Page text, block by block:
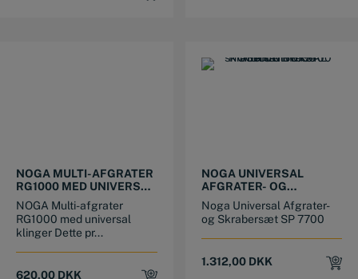
NOGA MULTI-AFGRATER
RG1000 MED UNIVERSAL
KLINGER
NOGA Multi-afgrater
RG1000 med universal
klinger Dette pr...
620,00 DKK
NOGA UNIVERSAL
AFGRATER- OG
SKRABERSÆT SP 7700
Noga Universal Afgrater-
og Skrabersæt SP 7700
1.312,00 DKK